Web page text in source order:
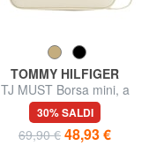
TOMMY HILFIGER
TJ MUST Borsa mini, a
tracolla
30% SALDI
69,90 € 48,93 €